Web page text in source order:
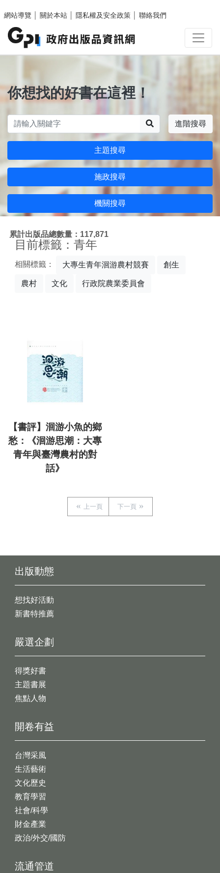
網站導覽
關於本站 隱私權及安全政策 聯絡我們
你想找的好書在這裡！
進階搜尋
主題搜尋
施政搜尋
機關搜尋
累計出版品總數量：117,871
目前標籤：青年
相關標籤： 大專生青年洄游農村競賽 創生
農村 文化 行政院農業委員會
【書評】洄游小魚的鄉
愁：《洄游思潮：大專
青年與臺灣農村的對
話》
上一頁 下一頁
出版動態
想找好活動
新書特推薦
開卷有益
台灣采風
生活藝術
文化歷史
教育學習
社會/科學
財金產業
政治/外交/國防
嚴選企劃
得獎好書
主題書展
焦點人物
流通管道